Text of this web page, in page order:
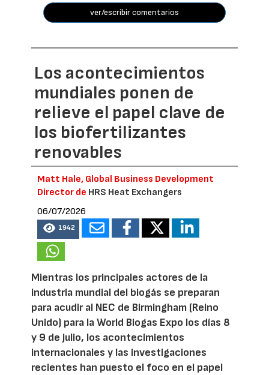
ver/escribir comentarios
Los acontecimientos
mundiales ponen de
relieve el papel clave de
los biofertilizantes
renovables
Matt Hale, Global Business Development
Director de HRS Heat Exchangers
06/07/2026
1942
Mientras los principales actores de la
industria mundial del biogás se preparan
para acudir al NEC de Birmingham (Reino
Unido) para la World Biogas Expo los días 8
y 9 de julio, los acontecimientos
internacionales y las investigaciones
recientes han puesto el foco en el papel